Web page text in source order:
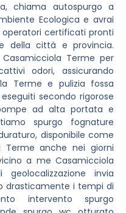
chiama autospurgo a
Ecologica e avrai
certificati pronti
della città e provincia.
Terme per
odori, assicurando
Terme e pulizia fossa
secondo rigorose
ad alta portata e
spurgo fognature
disponibile come
Terme anche nei giorni
a me Casamicciola
invia
drasticamente i tempi di
intervento spurgo